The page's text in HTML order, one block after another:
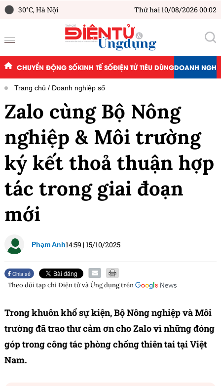
30°C,Hà Nội Thứ hai 10/08/2026 00:02
CHUYỂN ĐỘNG SỐKINH TẾ SỐĐIỆN TỬ TIÊU DÙNGDOANH
Trang chủ Doanh nghiệp số
Zalo cùng Bộ Nông
nghiệp & Môi trường
ký kết thoả thuận hợp
tác trong giai đoạn
mới
Phạm Anh14:59 |15/10/2025
Chia sẻ
Theo dõi tạp chíĐiện tử và Ứng dụngtrên
Trong khuôn khổ sự kiện, Bộ Nông nghiệp và Môi
trường đã trao thư cảm ơn cho Zalo vì những đóng
góp trong công tác phòng chống thiên tai tại Việt
Nam.